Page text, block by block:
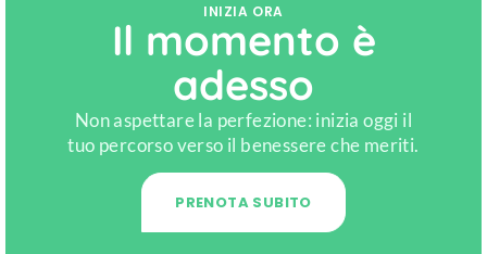
INIZIA ORA
Il momento è
adesso
Non aspettare la perfezione: inizia oggi il
tuo percorso verso il benessere che meriti.
PRENOTA SUBITO